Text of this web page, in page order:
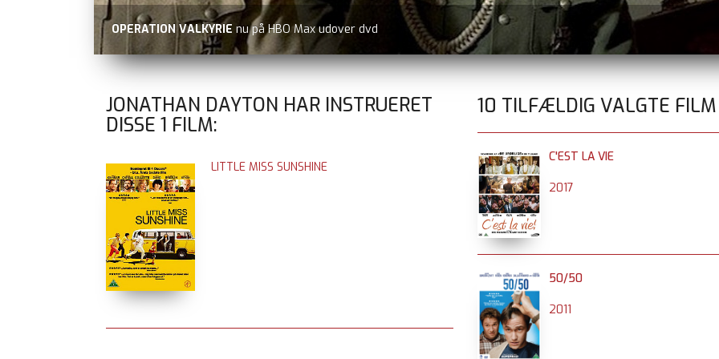
OPERATION VALKYRIE nu på HBO Max udover dvd
JONATHAN DAYTON HAR INSTRUERET
DISSE 1 FILM:
LITTLE MISS SUNSHINE
10 TILFÆLDIG VALGTE FILM
C'EST LA VIE
2017
50/50
2011